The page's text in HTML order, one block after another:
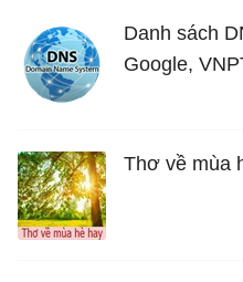
Danh sách
Google,
Thơ về mùa